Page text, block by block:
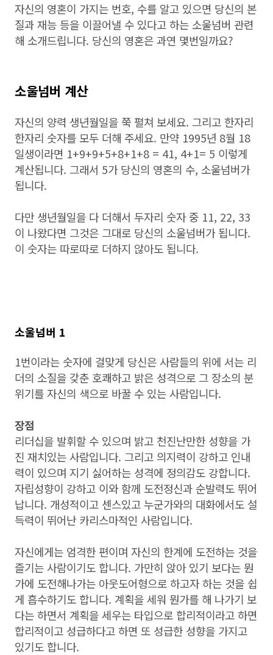
자신의 영혼이 가지는 번호, 수를 알고 있으면 당신의 본
질과 재능 등을 이끌어낼 수 있다고 하는 소울넘버 관련
해 소개드립니다. 당신의 영혼은 과연 몇번일까요?
소울넘버 계산
자신의 양력 생년월일을 쭉 펼쳐 보세요. 그리고 한자리
한자리 숫자를 모두 더해 주세요. 만약 1995년 8월 18
일생이라면 1+9+9+5+8+1+8 = 41, 4+1= 5 이렇게
계산됩니다. 그래서 5가 당신의 영혼의 수, 소울넘버가
됩니다.
다만 생년월일을 다 더해서 두자리 숫자 중 11, 22, 33
이 나왔다면 그것은 그대로 당신의 소울넘버가 됩니다.
이 숫자는 따로따로 더하지 않아도 됩니다.
소울넘버 1
1번이라는 숫자에 걸맞게 당신은 사람들의 위에 서는 리
더의 소질을 갖춘 호쾌하고 밝은 성격으로 그 장소의 분
위기를 자신의 색으로 바꿀 수 있는 사람입니다.
장점
리더십을 발휘할 수 있으며 밝고 천진난만한 성향을 가
진 재치있는 사람입니다. 그리고 의지력이 강하고 인내
력이 있으며 지기 싫어하는 성격에 정의감도 강합니다.
자립성향이 강하고 이와 함께 도전정신과 순발력도 뛰어
납니다. 개성적이고 센스있고 누군가와의 대화에서도 설
득력이 뛰어난 카리스마적인 사람입니다.
자신에게는 엄격한 편이며 자신의 한계에 도전하는 것을
즐기는 사람이기도 합니다. 가만히 앉아 있기 보다는 뭔
가에 도전해나가는 아웃도어형으로 하고자 하는 것을 쉽
게 흡수하기도 합니다. 계획을 세워 뭔가를 해 나가기 보
다는 하면서 계획을 세우는 타입으로 합리적이라고 하면
합리적이고 성급하다고 하면 또 성급한 성향을 가지고
있기도 합니다.